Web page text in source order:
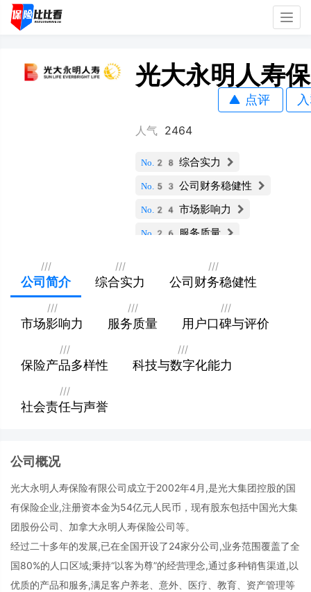
光大永明人寿
点评
人气 2464
No.28 综合实力
No.53 公司财务稳健性
No.24 市场影响力
No.26 服务质量
No.28保险产品多样性
科技与数字化能力
No.48 社会责任与声誉
///
公司简介
///
综合实力
///
公司财务稳健性
///
市场影响力
///
服务质量
///
用户口碑与评价
///
保险产品多样性
///
科技与数字化能力
///
社会责任与声誉
公司概况
光大永明人寿保险有限公司成立于2002年4月,是光大集团控股的国
有保险企业,注册资本金为54亿元人民币，现有股东包括中国光大集
团股份公司、加拿大永明人寿保险公司等。
经过二十多年的发展,已在全国开设了24家分公司,业务范围覆盖了全
国80%的人口区域;秉持“以客为尊”的经营理念,通过多种销售渠道,以
优质的产品和服务,满足客户养老、意外、医疗、教育、资产管理等